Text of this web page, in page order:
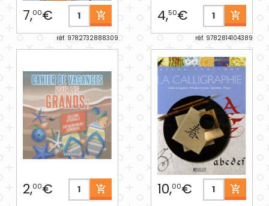
7,00€
réf. 9782732888309
4,50€
réf. 9782814104389
2,00€ 10,00€